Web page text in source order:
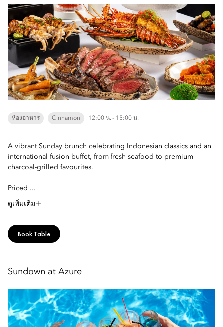
ห้องอาหาร Cinnamon 12:00 น. - 15:00 น.
A vibrant Sunday brunch celebrating Indonesian classics and an
international fusion buffet, from fresh seafood to premium
charcoal-grilled favourites.
Priced ...
ดูเพิ่มเติม
Book Table
Sundown at Azure